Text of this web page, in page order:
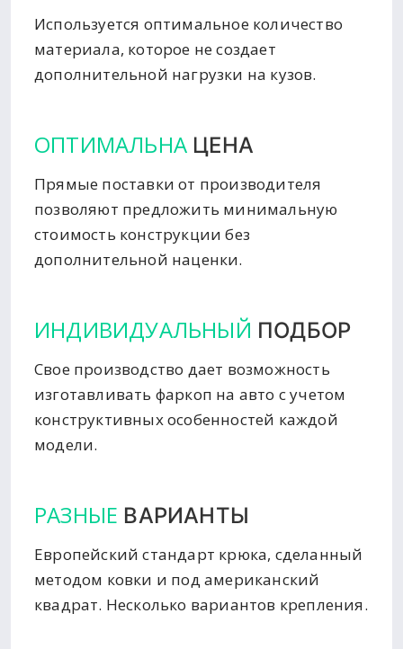
Используется оптимальное количество
материала, которое не создает
дополнительной нагрузки на кузов.
ОПТИМАЛЬНА ЦЕНА
Прямые поставки от производителя
позволяют предложить минимальную
стоимость конструкции без
дополнительной наценки.
ИНДИВИДУАЛЬНЫЙ ПОДБОР
Свое производство дает возможность
изготавливать фаркоп на авто с учетом
конструктивных особенностей каждой
модели.
РАЗНЫЕ ВАРИАНТЫ
Европейский стандарт крюка, сделанный
методом ковки и под американский
квадрат. Несколько вариантов крепления.